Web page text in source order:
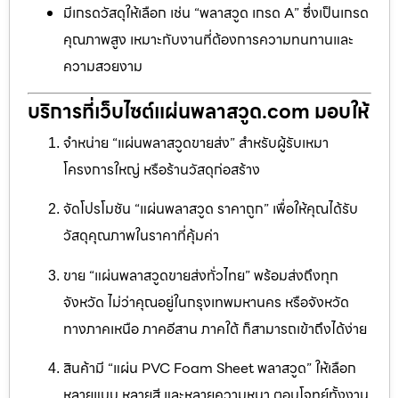
มีเกรดวัสดุให้เลือก เช่น “พลาสวูด เกรด A” ซึ่งเป็นเกรด
คุณภาพสูง เหมาะกับงานที่ต้องการความทนทานและ
ความสวยงาม
บริการที่เว็บไซต์แผ่นพลาสวูด.com มอบให้
จำหน่าย “แผ่นพลาสวูดขายส่ง” สำหรับผู้รับเหมา
โครงการใหญ่ หรือร้านวัสดุก่อสร้าง
จัดโปรโมชัน “แผ่นพลาสวูด ราคาถูก” เพื่อให้คุณได้รับ
วัสดุคุณภาพในราคาที่คุ้มค่า
ขาย “แผ่นพลาสวูดขายส่งทั่วไทย” พร้อมส่งถึงทุก
จังหวัด ไม่ว่าคุณอยู่ในกรุงเทพมหานคร หรือจังหวัด
ทางภาคเหนือ ภาคอีสาน ภาคใต้ ก็สามารถเข้าถึงได้ง่าย
สินค้ามี “แผ่น PVC Foam Sheet พลาสวูด” ให้เลือก